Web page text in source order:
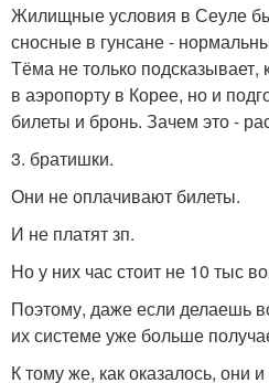
Жилищные условия в Сеуле
сносные в гунсане -
Тёма не только подсказывает,
в аэропорту в Корее, но и
билеты и бронь. Зачем это -
3. братишки.
Они не оплачивают билеты.
И не платят зп.
Но у них час стоит не 10 тыс
Поэтому, даже если делаешь
их системе уже больше
К тому же, как оказалось, они